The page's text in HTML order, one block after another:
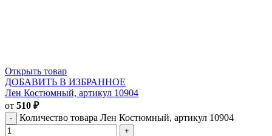
Открыть товар
ДОБАВИТЬ В ИЗБРАННОЕ
Лен Костюмный, артикул 10904
от 510 ₽
Количество товара Лен Костюмный, артикул 10904